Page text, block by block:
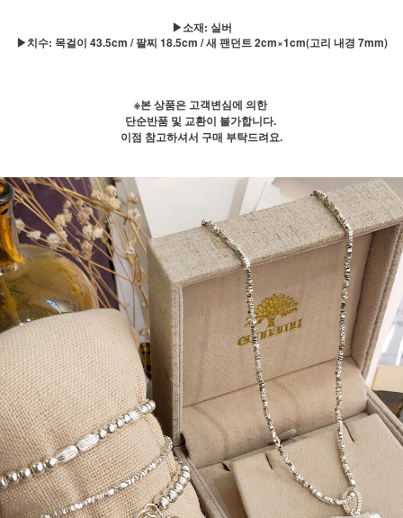
▶소재: 실버
▶치수: 목걸이 43.5cm / 팔찌 18.5cm / 새 팬던트 2cm×1cm(고리 내경 7mm)
※본 상품은 고객변심에 의한
단순반품 및 교환이 불가합니다.
이점 참고하셔서 구매 부탁드려요.